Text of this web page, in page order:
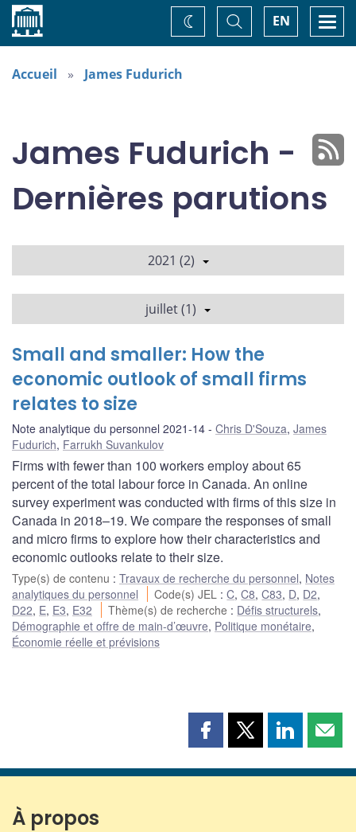
Accueil EN
Basculer
la
recherche
Changez
de
Accueil James Fudurich
James Fudurich -
Dernières parutions
2021 (2)
juillet (1)
Small and smaller: How the
economic outlook of small firms
relates to size
Note analytique du personnel 2021-14 Chris D'Souza, James
Fudurich, Farrukh Suvankulov
Firms with fewer than 100 workers employ about 65
percent of the total labour force in Canada. An online
survey experiment was conducted with firms of this size in
Canada in 2018–19. We compare the responses of small
and micro firms to explore how their characteristics and
economic outlooks relate to their size.
Type(s) de contenu : Travaux de recherche du personnel, Notes
analytiques du personnel
Code(s) JEL :C,C8,C83, D, D2,
D22, E, E3, E32 Thème(s) de recherche : Défis structurels,
Démographie et offre de main-d’œuvre, Politique monétaire,
Économie réelle et prévisions
Partager
page
Partager
page
Partager
page page
À propos